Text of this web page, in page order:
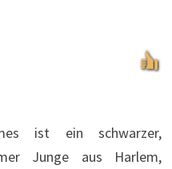
ist ein schwarzer,
Junge aus Harlem,